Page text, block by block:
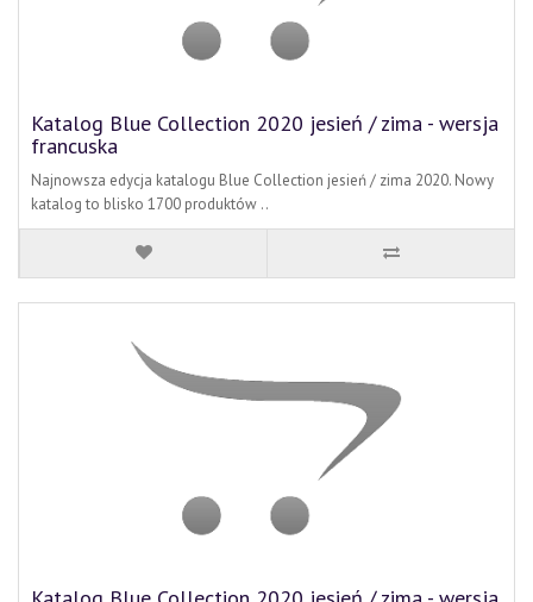
Katalog Blue Collection 2020 jesień / zima - wersja
francuska
Najnowsza edycja katalogu Blue Collection jesień / zima 2020. Nowy
katalog to blisko 1700 produktów ..